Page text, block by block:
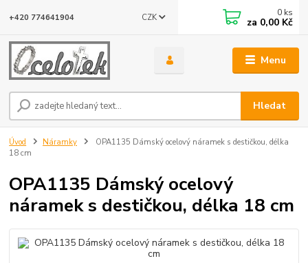
Menu
CZK
Hledat
+420 774641904 0 ks
za 0,00 Kč
Úvod Náramky
OPA1135 Dámský ocelový náramek s destičkou, délka
18 cm
OPA1135 Dámský ocelový
náramek s destičkou, délka 18 cm